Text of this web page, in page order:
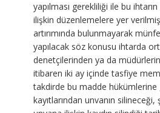
yapılması gerekliliği ile bu
ilişkin düzenlemelere yer
artırımında bulunmayarak
yapılacak söz konusu ihtarda
denetçilerinden ya da
itibaren iki ay içinde tasfiye
takdirde bu madde
kayıtlarından unvanın silineceği,